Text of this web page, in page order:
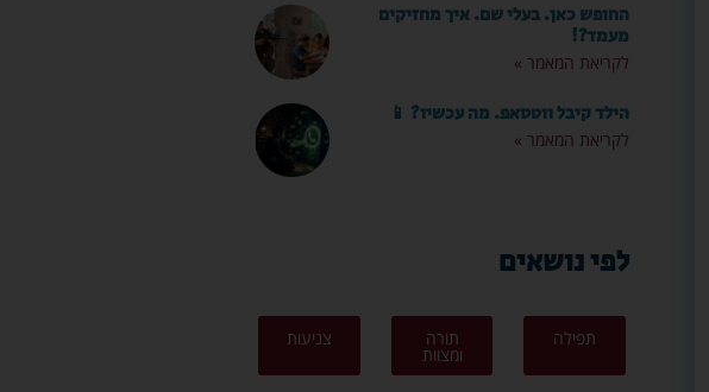
החופש כאן. בעלי שם. איך מחזיקים
מעמד?!
לקריאת המאמר »
הילד קיבל ווטסאפ. מה עכשיו? 📱
לקריאת המאמר »
לפי נושאים
תפילה תורה
ומצוות
צניעות